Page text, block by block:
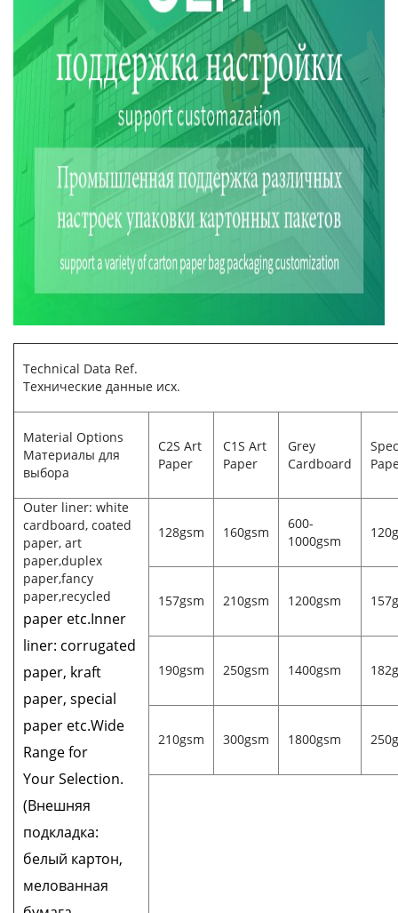
Technical Data Ref.
Технические данные исх.
Material Options
Материалы для
выбора
C2S Art
Paper
C1S Art
Paper
Grey
Cardboard
Outer liner: white
cardboard, coated
paper, art
paper,duplex
paper,fancy
paper,recycled
paper etc.Inner
liner: corrugated
paper, kraft
paper, special
paper etc.Wide
Range for
Your Selection.
(Внешняя
подкладка:
белый картон,
мелованная
128gsm 160gsm
600-
1000gsm
157gsm 210gsm 1200gsm
190gsm 250gsm 1400gsm
210gsm 300gsm 1800gsm